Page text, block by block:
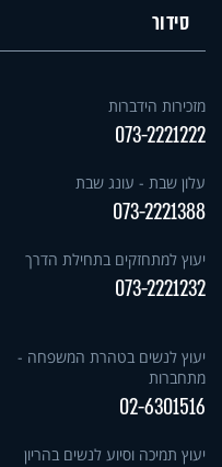
סידור
מזכירות הידברות
073-2221222
עלון שבת - עונג שבת
073-2221388
יעוץ למתחזקים בתחילת הדרך
073-2221232
יעוץ לנשים בטהרת המשפחה -
מתחברות
02-6301516
יעוץ תמיכה וסיוע לנשים בהריון